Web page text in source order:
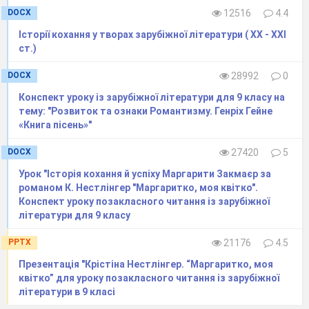
потай від чоловіка занурилася в романтичну
пригоду.
Через півтора року після початку
листування Ганська з Бальзаком уперше
зустрілися у Швейцарії
побачила пристаркуватого невисокого на зріст
чолов’ягу, який прямував їй назустріч, то
спочатку вона розгубилася – може не варто
робити цього? Але, зазирнувши в очі Бальзака,
була причарована.
УШвейцарії з письменником
познайомився й Вацлав Ганський і не лише
DOCX 12516
4.4
Історії кохання у творах зарубіжної літератури ( ХХ - ХХІ
ст.)
DOCX 28992
0
Конспект уроку із зарубіжної літератури для 9 класу на
тему: "Розвиток та ознаки Романтизму. Генріх Гейне
«Книга пісень»"
DOCX 27420
5
Урок "Історія кохання й успіху Маргарити Закмаєр за
романом К. Нестлінгер "Маргаритко, моя квітко".
Конспект уроку позакласного читання із зарубіжної
літератури для 9 класу
PPTX 21176
4.5
Презентація "Крістіна Нестлінгер. “Маргаритко, моя
квітко” для уроку позакласного читання із зарубіжної
літератури в 9 класі